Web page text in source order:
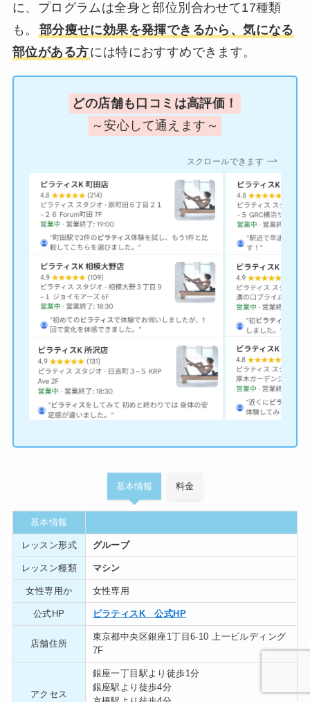
に、プログラムは全身と部位別合わせて17種類
も。
部分痩せに効果を発揮できるから、気になる
部位がある方には特におすすめできます。
どの店舗も口コミは高評価！
～安心して通えます～
スクロールできます
基本情報 料金
基本情報
レッスン形式 グループ
レッスン種類 マシン
女性専用か 女性専用
公式HP ピラティスK 公式HP
店舗住所
東京都中央区銀座1丁目6-10 上一ビルディング
7F
アクセス
銀座一丁目駅より徒歩1分
銀座駅より徒歩4分